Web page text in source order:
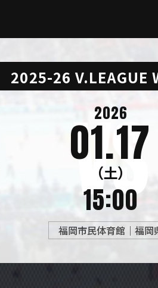
2025-26 V.LEAGUE
2026
01.17
（土）
15:00
福岡市民体育館｜福岡